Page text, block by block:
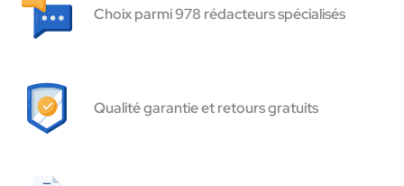
Choix parmi 978 rédacteurs spécialisés
Qualité garantie et retours gratuits